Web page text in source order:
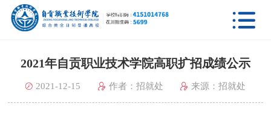

2021年自贡职业技术学院高职扩招成绩公示
2021-12-15 作者：招就处 来源：招就处